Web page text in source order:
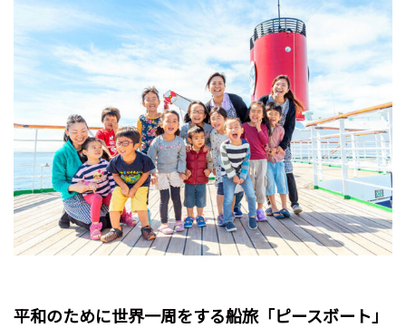
平和のために世界一周をする船旅「ピースボート」